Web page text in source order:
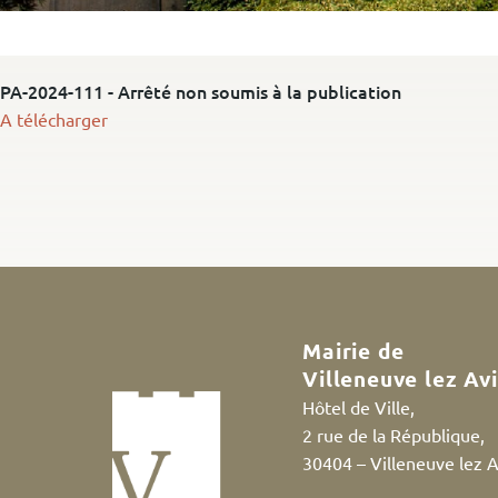
PA-2024-111 - Arrêté non soumis à la publication
A télécharger
Mairie de
Villeneuve lez
Hôtel de Ville,
2 rue de la République,
30404 – Villeneuve lez